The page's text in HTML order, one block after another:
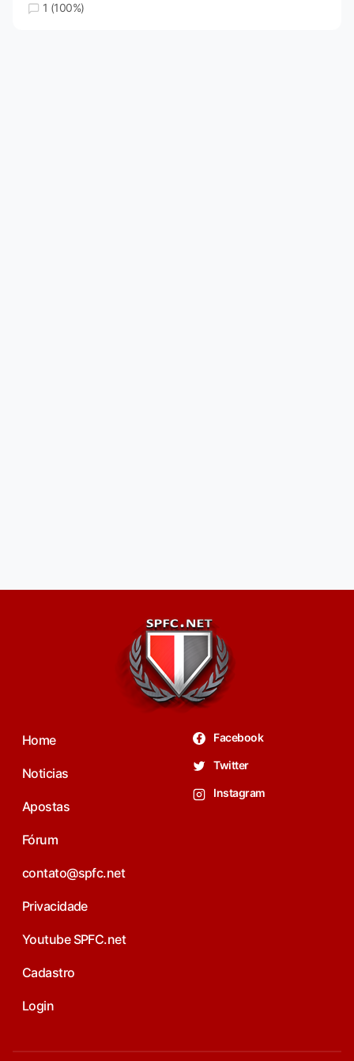
1 (100%)
Home
Noticias
Apostas
Fórum
contato@spfc.net
Privacidade
Youtube SPFC.net
Cadastro
Login
Facebook
Twitter
Instagram